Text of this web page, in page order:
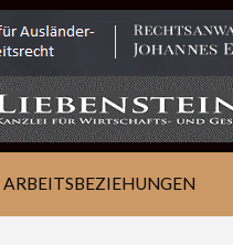
JOB
FINDEN
ÜBER
WSJ
ARBEITSBEZIEHUNGEN